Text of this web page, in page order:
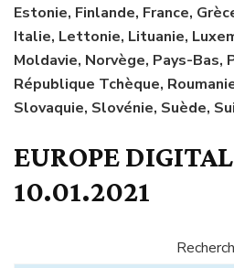
Estonie, Finlande, France,
Italie, Lettonie, Lituanie,
Moldavie, Norvège, Pays-Bas,
République Tchèque,
Slovaquie, Slovénie, Suède,
EUROPE
10.01.2021